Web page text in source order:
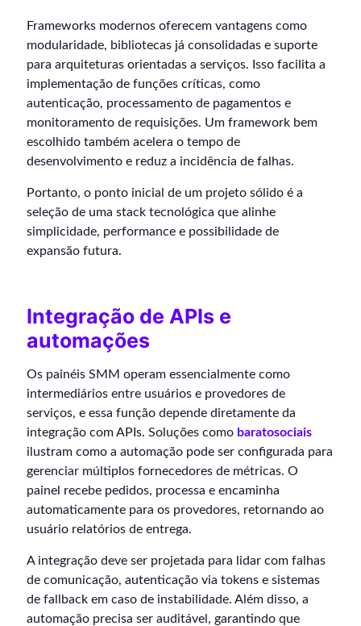
Frameworks modernos oferecem vantagens como
modularidade, bibliotecas já consolidadas e suporte
para arquiteturas orientadas a serviços. Isso facilita a
implementação de funções críticas, como
autenticação, processamento de pagamentos e
monitoramento de requisições. Um framework bem
escolhido também acelera o tempo de
desenvolvimento e reduz a incidência de falhas.
Portanto, o ponto inicial de um projeto sólido é a
seleção de uma stack tecnológica que alinhe
simplicidade, performance e possibilidade de
expansão futura.
Integração de APIs e
automações
Os painéis SMM operam essencialmente como
intermediários entre usuários e provedores de
serviços, e essa função depende diretamente da
integração com APIs. Soluções como baratosociais
ilustram como a automação pode ser configurada para
gerenciar múltiplos fornecedores de métricas. O
painel recebe pedidos, processa e encaminha
automaticamente para os provedores, retornando ao
usuário relatórios de entrega.
A integração deve ser projetada para lidar com falhas
de comunicação, autenticação via tokens e sistemas
de fallback em caso de instabilidade. Além disso, a
automação precisa ser auditável, garantindo que